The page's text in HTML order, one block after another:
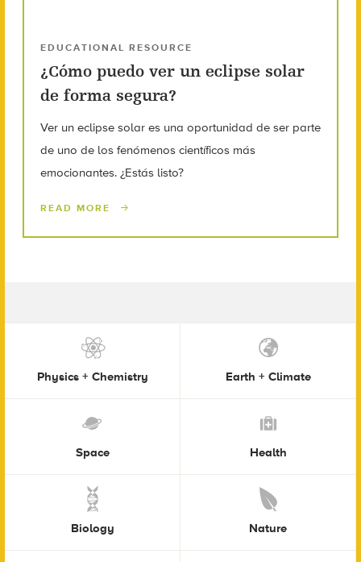
EDUCATIONAL RESOURCE
¿Cómo puedo ver un eclipse solar
de forma segura?
Ver un eclipse solar es una oportunidad de ser parte
de uno de los fenómenos científicos más
emocionantes. ¿Estás listo?
READ MORE
Physics + Chemistry Earth + Climate
Space Health
Biology Nature